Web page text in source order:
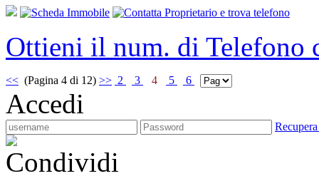
Ottieni il num. di Telefono
<< (Pagina 4 di 12) >> 2 3 4 5 6
Accedi
Condividi